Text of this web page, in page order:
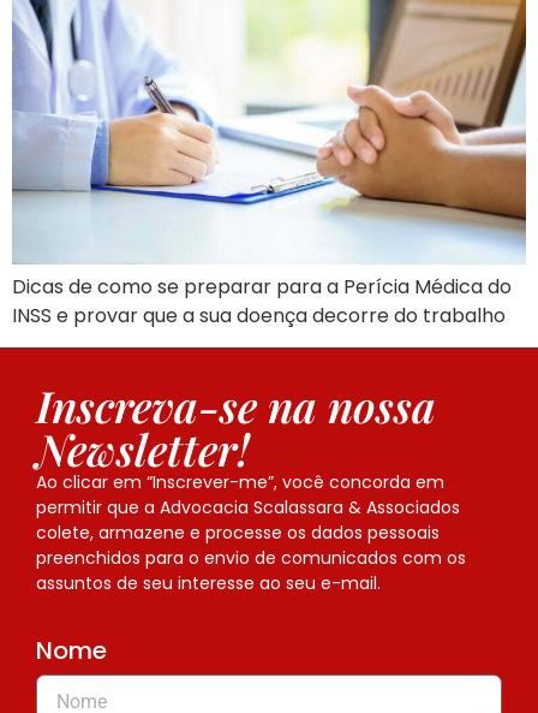
Dicas de como se preparar para a Perícia Médica do
INSS e provar que a sua doença decorre do trabalho
Inscreva-se na nossa
Newsletter!
Ao clicar em “Inscrever-me”, você concorda em
permitir que a Advocacia Scalassara & Associados
colete, armazene e processe os dados pessoais
preenchidos para o envio de comunicados com os
assuntos de seu interesse ao seu e-mail.
Nome